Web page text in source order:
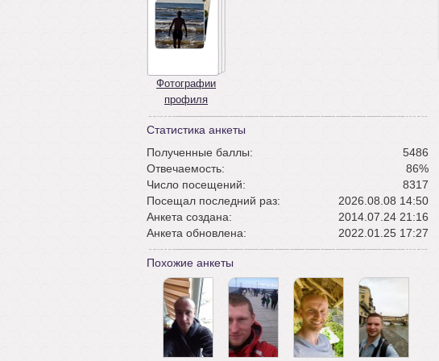
Фотографии
профиля
Статистика анкеты
Полученные баллы:
5486
Отвечаемость:
86%
Число посещений:
8317
Посещал последний раз:
2026.08.08 14:50
Анкета создана:
2014.07.24 21:16
Анкета обновлена:
2022.01.25 17:27
Похожие анкеты